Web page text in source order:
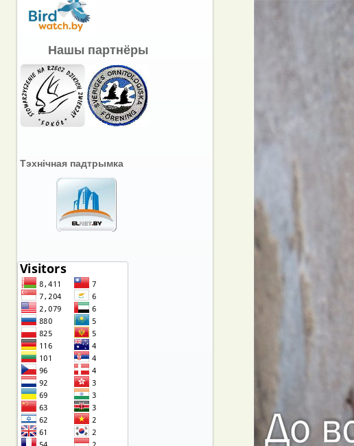
Нашы партнёры
Тэхнічная падтрымка